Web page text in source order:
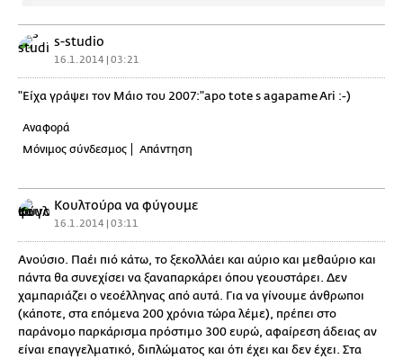
s-studio
16.1.2014 | 03:21
"Είχα γράψει τον Μάιο του 2007:"apo tote s agapame Ari :-)
Αναφορά
Μόνιμος σύνδεσμος
Απάντηση
Κουλτούρα να φύγουμε
16.1.2014 | 03:11
Ανούσιο. Παέι πιό κάτω, το ξεκολλάει και αύριο και μεθαύριο και
πάντα θα συνεχίσει να ξαναπαρκάρει όπου γεουστάρει. Δεν
χαμπαριάζει ο νεοέλληνας από αυτά. Για να γίνουμε άνθρωποι
(κάποτε, στα επόμενα 200 χρόνια τώρα λέμε), πρέπει στο
παράνομο παρκάρισμα πρόστιμο 300 ευρώ, αφαίρεση άδειας αν
είναι επαγγελματικό, διπλώματος και ότι έχει και δεν έχει. Στα